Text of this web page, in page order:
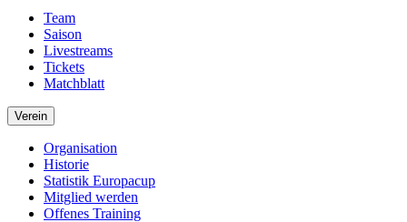
Team
Saison
Livestreams
Tickets
Matchblatt
Verein
Organisation
Historie
Statistik Europacup
Mitglied werden
Offenes Training